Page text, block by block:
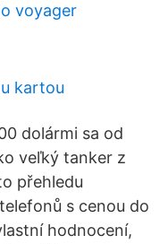
voyager
kartou
dolármi sa od
veľký tanker z
přehledu
s cenou do
hodnocení,